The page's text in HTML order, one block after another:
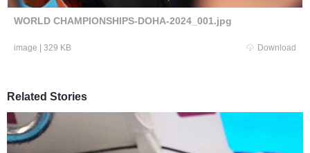
WORLD CHAMPIONSHIPS-DOHA-2024_001.jpg
image 329 KB Download
Related Stories